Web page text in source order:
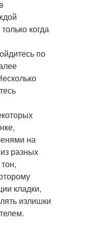
когда
по
на
разных
кладки,
излишки